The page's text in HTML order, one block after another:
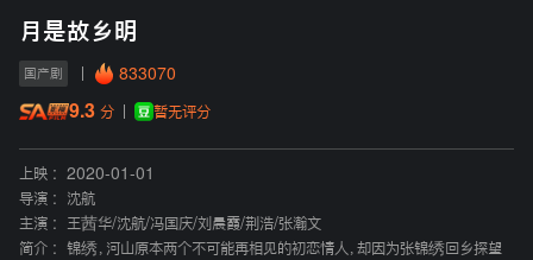
月是故乡明
国产剧 833070
9.3 分 暂无评分
上映 :
2020-01-01
导演 :
沈航
主演 :
王茜华/沈航/冯国庆/刘晨霞/荆浩/张瀚文
简介 :
锦绣，河山原本两个不可能再相见的初恋情人，却因为张锦绣回乡探望